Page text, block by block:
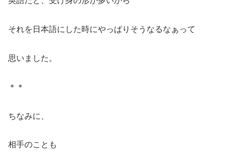
それを日本語にした時にやっぱりそうなるなぁって
思いました。
＊＊
ちなみに、
相手のことも